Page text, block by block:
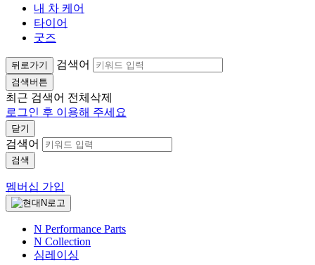
내 차 케어
타이어
굿즈
뒤로가기 검색어
검색버튼
최근 검색어 전체삭제
로그인 후 이용해 주세요
닫기
검색어
검색
멤버십 가입
N Performance Parts
N Collection
심레이싱